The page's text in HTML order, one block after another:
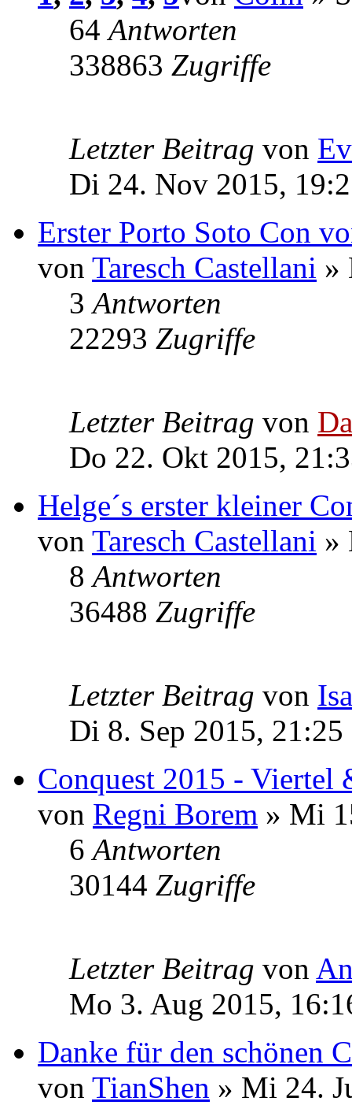
64Antworten
338863 Zugriffe
Letzter Beitrag von
Di 24. Nov 2015,
Erster Porto Soto Con
von Taresch Castellani »
3Antworten
22293 Zugriffe
Letzter Beitrag von
Do 22. Okt 2015,
Helge´s erster kleiner
von Taresch Castellani »
8Antworten
36488 Zugriffe
Letzter Beitrag von
Di 8. Sep 2015, 21:25
Conquest 2015 - Viertel
von Regni Borem » Mi
6Antworten
30144 Zugriffe
Letzter Beitrag von
Mo 3. Aug 2015,
Danke für den schönen
von TianShen » Mi 24.